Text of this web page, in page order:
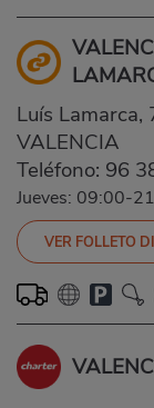
Luís
VALENCIA
Teléfono: 96
Jueves: 09:00-
VER FOLLETO